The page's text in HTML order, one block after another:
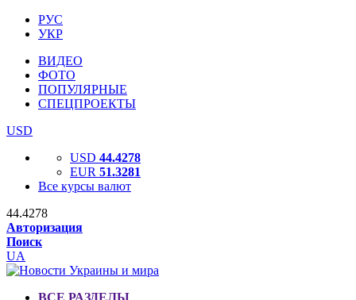
РУС
УКР
ВИДЕО
ФОТО
ПОПУЛЯРНЫЕ
СПЕЦПРОЕКТЫ
USD
USD 44.4278
EUR 51.3281
Все курсы валют
44.4278
Авторизация
Поиск
UA
ВСЕ РАЗДЕЛЫ